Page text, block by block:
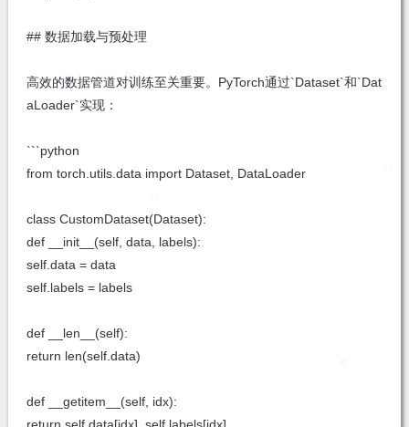
## 数据加载与预处理
高效的数据管道对训练至关重要。PyTorch通过`Dataset`和`Dat
aLoader`实现：
```python
from torch.utils.data import Dataset, DataLoader
class CustomDataset(Dataset):
def __init__(self, data, labels):
self.data = data
self.labels = labels
def __len__(self):
return len(self.data)
def __getitem__(self, idx):